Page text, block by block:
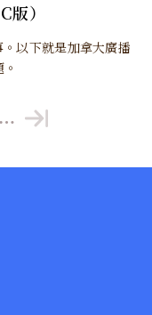
）
以下就是加拿大廣播
…